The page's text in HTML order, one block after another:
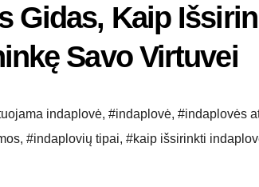
Gidas, Kaip
Savo Virtuvei
indaplovė, #indaplovė, #indaplovės
, #indaplovių tipai, #kaip išsirinkti